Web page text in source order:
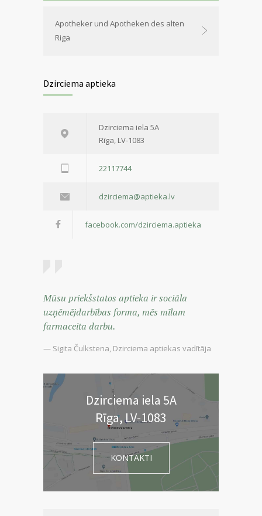
Apotheker und Apotheken des alten
Riga
Dzirciema aptieka
Dzirciema iela 5A
Rīga, LV-1083
22117744
dzirciema@aptieka.lv
facebook.com/dzirciema.aptieka
Mūsu priekšstatos aptieka ir sociāla
uzņēmējdarbības forma, mēs mīlam
farmaceita darbu.
— Sigita Čulkstena, Dzirciema aptiekas vadītāja
Dzirciema iela 5A
Rīga, LV-1083
KONTAKTI